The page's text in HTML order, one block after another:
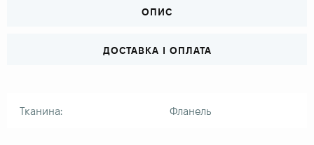
ОПИС
ДОСТАВКА І ОПЛАТА
Тканина: Фланель